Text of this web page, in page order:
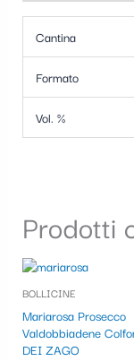
Cantina
Formato
Vol. %
Prodotti
BOLLICINE
Mariarosa Prosecco
Valdobbiadene
DEI ZAGO